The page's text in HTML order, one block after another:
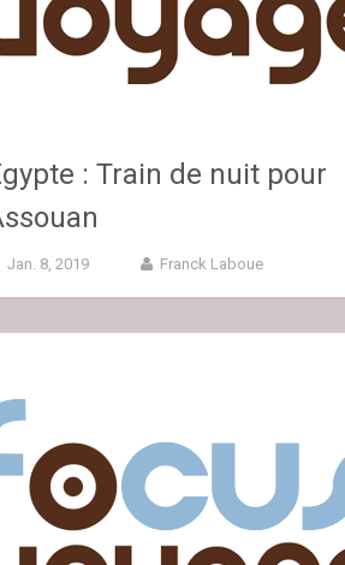
: Train de nuit pour
Jan. 8, 2019 Franck Laboue